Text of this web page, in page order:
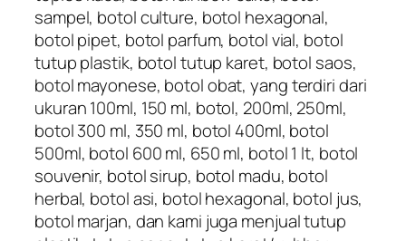
sampel, botol culture, botol hexagonal,
botol pipet, botol parfum, botol vial, botol
tutup plastik, botol tutup karet, botol saos,
botol mayonese, botol obat, yang terdiri dari
ukuran 100ml, 150 ml, botol, 200ml, 250ml,
botol 300 ml, 350 ml, botol 400ml, botol
500ml, botol 600 ml, 650 ml, botol 1 lt, botol
souvenir, botol sirup, botol madu, botol
herbal, botol asi, botol hexagonal, botol jus,
botol marjan, dan kami juga menjual tutup